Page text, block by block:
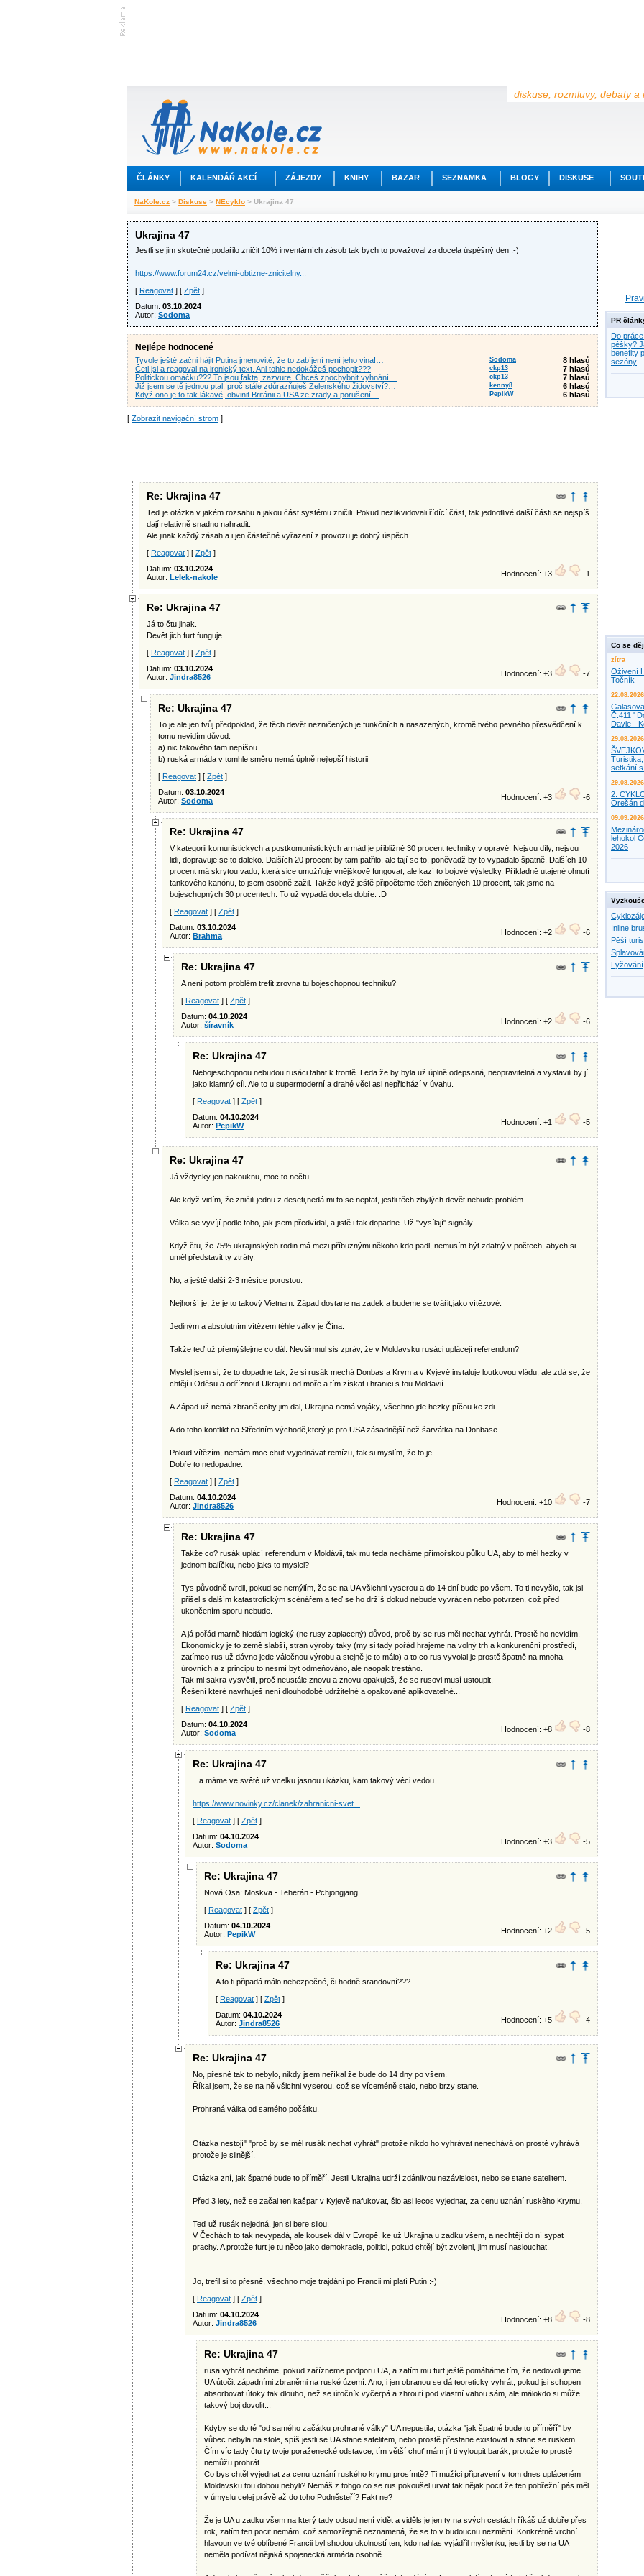
diskuse, rozmluvy, debaty a
ČLÁNKY KALENDÁŘ AKCÍ ZÁJEZDY KNIHY BAZAR SEZNAMKA BLOGY DISKUSE
NaKole.cz > Diskuse > NEcyklo > Ukrajina 47
Ukrajina 47
Jestli se jim skutečně podařilo zničit 10% inventárních zásob tak bych to považoval za docela úspěšný den :-)
https://www.forum24.cz/velmi-obtizne-znicitelny...
[ Reagovat ] [ Zpět ]
Datum: 03.10.2024
Autor: Sodoma
Nejlépe hodnocené
Tyvole ještě začni hájit Putina jmenovitě, že to zabíjení není jeho vina!… Sodoma
8 hlasů
Četl jsi a reagoval na ironický text. Ani tohle nedokážeš pochopit???
ckp13
7 hlasů
Politickou omáčku??? To jsou fakta, zazvure. Chceš zpochybnit vyhnání…
ckp13
7 hlasů
Již jsem se tě jednou ptal, proč stále zdůrazňuješ Zelenského židovství?…
kenny8
6 hlasů
Když ono je to tak lákavé, obvinit Británii a USA ze zrady a porušení…
PepikW 6 hlasů
[ Zobrazit navigační strom ]
Re: Ukrajina 47
Teď je otázka v jakém rozsahu a jakou část systému zničili. Pokud nezlikvidovali řídící část, tak jednotlivé další části se nejspíš
dají relativně snadno nahradit.
Ale jinak každý zásah a i jen částečné vyřazení z provozu je dobrý úspěch.
[ Reagovat ] [ Zpět ]
Datum: 03.10.2024
Autor: Lelek-nakole Hodnocení: +3 -1
Re: Ukrajina 47
Já to čtu jinak.
Devět jich furt funguje.
[ Reagovat ] [ Zpět ]
Datum: 03.10.2024
Autor: Jindra8526 Hodnocení: +3 -7
Re: Ukrajina 47
To je ale jen tvůj předpoklad, že těch devět nezničených je funkčních a nasazených, kromě tvého pevného přesvědčení k
tomu nevidím důvod:
a) nic takového tam nepíšou
b) ruská armáda v tomhle směru nemá úplně nejlepší historii
[ Reagovat ] [ Zpět ]
Datum: 03.10.2024
Autor: Sodoma Hodnocení: +3 -6
Re: Ukrajina 47
V kategorii komunistických a postkomunistických armád je přibližně 30 procent techniky v opravě. Nejsou díly, nejsou
lidi, dopravuje se to daleko. Dalších 20 procent by tam patřilo, ale tají se to, poněvadž by to vypadalo špatně. Dalších 10
procent má skrytou vadu, která sice umožňuje vnějškově fungovat, ale kazí to bojové výsledky. Příkladně utajené ohnutí
tankového kanónu, to jsem osobně zažil. Takže když ještě připočteme těch zničených 10 procent, tak jsme na
bojeschopných 30 procentech. To už vypadá docela dobře. :D
[ Reagovat ] [ Zpět ]
Datum: 03.10.2024
Autor: Brahma Hodnocení: +2 -6
Re: Ukrajina 47
A není potom problém trefit zrovna tu bojeschopnou techniku?
[ Reagovat ] [ Zpět ]
Datum: 04.10.2024
Autor: šíravník Hodnocení: +2 -6
Re: Ukrajina 47
Nebojeschopnou nebudou rusáci tahat k frontě. Leda že by byla už úplně odepsaná, neopravitelná a vystavili by jí
jako klamný cíl. Ale to u supermoderní a drahé věci asi nepřichází v úvahu.
[ Reagovat ] [ Zpět ]
Datum: 04.10.2024
Autor: PepikW Hodnocení: +1 -5
Re: Ukrajina 47
Já vždycky jen nakouknu, moc to nečtu.
Ale když vidím, že zničili jednu z deseti,nedá mi to se neptat, jestli těch zbylých devět nebude problém.
Válka se vyvíjí podle toho, jak jsem předvídal, a jistě i tak dopadne. Už "vysílají" signály.
Když čtu, že 75% ukrajinských rodin má mezi příbuznými někoho kdo padl, nemusím být zdatný v počtech, abych si
uměl představit ty ztráty.
No, a ještě další 2-3 měsíce porostou.
Nejhorší je, že je to takový Vietnam. Západ dostane na zadek a budeme se tvářit,jako vítězové.
Jediným a absolutním vítězem téhle války je Čína.
Takže teď už přemýšlejme co dál. Nevšimnul sis zpráv, že v Moldavsku rusáci uplácejí referendum?
Myslel jsem si, že to dopadne tak, že si rusák mechá Donbas a Krym a v Kyjevě instaluje loutkovou vládu, ale zdá se, že
chtějí i Oděsu a odříznout Ukrajinu od moře a tím získat i hranici s tou Moldavií.
A Západ už nemá zbraně coby jim dal, Ukrajina nemá vojáky, všechno jde hezky píčou ke zdi.
A do toho konflikt na Středním východě,který je pro USA zásadnější než šarvátka na Donbase.
Pokud vítězím, nemám moc chuť vyjednávat remízu, tak si myslím, že to je.
Dobře to nedopadne.
[ Reagovat ] [ Zpět ]
Datum: 04.10.2024
Autor: Jindra8526 Hodnocení: +10 -7
Re: Ukrajina 47
Takže co? rusák uplácí referendum v Moldávii, tak mu teda necháme přímořskou půlku UA, aby to měl hezky v
jednom balíčku, nebo jaks to myslel?
Tys původně tvrdil, pokud se nemýlím, že se na UA všichni vyserou a do 14 dní bude po všem. To ti nevyšlo, tak jsi
přišel s dalším katastrofickým scénářem a teď se ho držíš dokud nebude vyvrácen nebo potvrzen, což před
ukončením sporu nebude.
A já pořád marně hledám logický (ne rusy zaplacený) důvod, proč by se rus měl nechat vyhrát. Prostě ho nevidím.
Ekonomicky je to země slabší, stran výroby taky (my si tady pořád hrajeme na volný trh a konkurenční prostředí,
zatímco rus už dávno jede válečnou výrobu a stejně je to málo) a to co rus vyvolal je prostě špatně na mnoha
úrovních a z principu to nesmí být odmeňováno, ale naopak trestáno.
Tak mi sakra vysvětli, proč neustále znovu a znovu opakuješ, že se rusovi musí ustoupit.
Řešení které navrhuješ není dlouhodobě udržitelné a opakovaně aplikovatelné...
[ Reagovat ] [ Zpět ]
Datum: 04.10.2024
Autor: Sodoma Hodnocení: +8 -8
Re: Ukrajina 47
...a máme ve světě už vcelku jasnou ukázku, kam takový věci vedou...
https://www.novinky.cz/clanek/zahranicni-svet...
[ Reagovat ] [ Zpět ]
Datum: 04.10.2024
Autor: Sodoma Hodnocení: +3 -5
Re: Ukrajina 47
Nová Osa: Moskva - Teherán - Pchjongjang.
[ Reagovat ] [ Zpět ]
Datum: 04.10.2024
Autor: PepikW Hodnocení: +2 -5
Re: Ukrajina 47
A to ti připadá málo nebezpečné, či hodně srandovní???
[ Reagovat ] [ Zpět ]
Datum: 04.10.2024
Autor: Jindra8526 Hodnocení: +5 -4
Re: Ukrajina 47
No, přesně tak to nebylo, nikdy jsem neříkal že bude do 14 dny po všem.
Říkal jsem, že se na ně všichni vyserou, což se víceméně stalo, nebo brzy stane.
Prohraná válka od samého počátku.
Otázka nestojí" "proč by se měl rusák nechat vyhrát" protože nikdo ho vyhrávat nenechává on prostě vyhrává
protože je silnější.
Otázka zní, jak špatné bude to příměří. Jestli Ukrajina udrží zdánlivou nezávislost, nebo se stane satelitem.
Před 3 lety, než se začal ten kašpar v Kyjevě nafukovat, šlo asi lecos vyjednat, za cenu uznání ruskèho Krymu.
Teď už rusák nejedná, jen si bere silou.
V Čechách to tak nevypadá, ale kousek dál v Evropě, ke už Ukrajina u zadku všem, a nechtějí do ní sypat
prachy. A protože furt je tu něco jako demokracie, politici, pokud chtějí být zvoleni, jim musí naslouchat.
Jo, trefil si to přesně, všechno moje trajdání po Francii mi platí Putin :-)
[ Reagovat ] [ Zpět ]
Datum: 04.10.2024
Autor: Jindra8526 Hodnocení: +8 -8
Re: Ukrajina 47
rusa vyhrát necháme, pokud zařízneme podporu UA, a zatím mu furt ještě pomáháme tím, že nedovolujeme
UA útočit západními zbraněmi na ruské území. Ano, i jen obranou se dá teoreticky vyhrát, pokud jsi schopen
absorbovat útoky tak dlouho, než se útočník vyčerpá a zhroutí pod vlastní vahou sám, ale málokdo si může
takový boj dovolit...
Kdyby se do té "od samého začátku prohrané války" UA nepustila, otázka "jak špatné bude to příměří" by
vůbec nebyla na stole, spíš jestli se UA stane satelitem, nebo prostě přestane existovat a stane se ruskem.
Čím víc tady čtu ty tvoje poraženecké odstavce, tím větší chuť mám jít ti vyloupit barák, protože to prostě
nemůžu prohrát...
Co bys chtěl vyjednat za cenu uznání ruského krymu prosímtě? Ti mužíci připravení v tom dnes upláceném
Moldavsku tou dobou nebyli? Nemáš z tohgo co se rus pokoušel urvat tak nějak pocit že ten pobřežní pás měl
v úmyslu celej právě až do toho Podněsteří? Fakt ne?
Že je UA u zadku všem na který tady odsud není vidět a viděls je jen ty na svých cestách říkáš už dobře přes
rok, zatím ten pocit nemám, což samozřejmě neznamená, že se to v budoucnu nezmění. Konkrétně vrchní
hlavoun ve tvé oblíbené Francii byl shodou okolností ten, kdo nahlas vyjádřil myšlenku, jestli by se na UA
neměla podívat nějaká spojenecká armáda osobně.
PR
Do
pěšky?
benefity
sezóny
Co se
zítra
Oživení
Točník
22.08.2026
Č.411 '
Davle -
29.08.2026
setkání
29.08.2026
2.
Orešán
09.09.2026
lehokol
2026
Inline
Pěší
Lyžování